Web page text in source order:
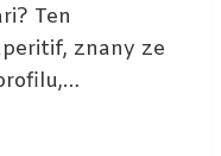
Ten
znany ze